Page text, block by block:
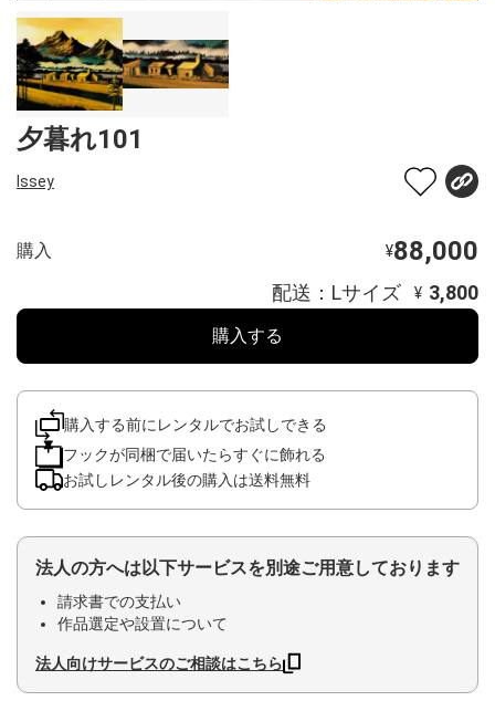
夕暮れ101
Issey
購入 ¥88,000
配送：Lサイズ ¥ 3,800
購入する
購入する前にレンタルでお試しできる
フックが同梱で届いたらすぐに飾れる
お試しレンタル後の購入は送料無料
法人の方へは以下サービスを別途ご用意しております
請求書での支払い
作品選定や設置について
法人向けサービスのご相談はこちら